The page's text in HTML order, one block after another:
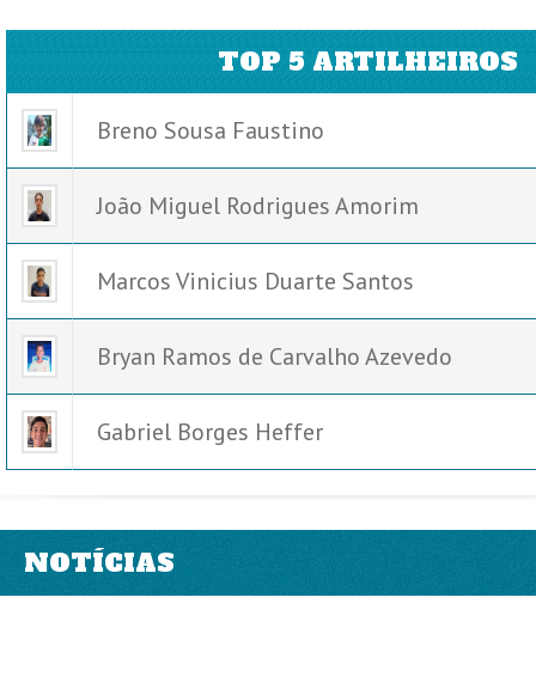
TOP 5 ARTILHEIROS
Breno Sousa Faustino
João Miguel Rodrigues Amorim
Marcos Vinicius Duarte Santos
Bryan Ramos de Carvalho Azevedo
Gabriel Borges Heffer
NOTÍCIAS